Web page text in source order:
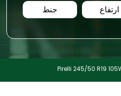
ارتفاع جنط
Pirelli 245/50 R19